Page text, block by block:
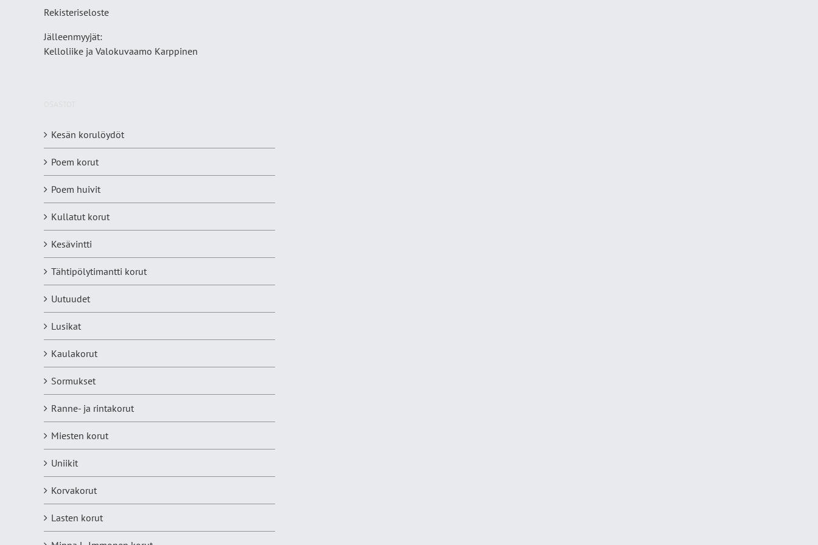
Rekisteriseloste
Jälleenmyyjät:
Kelloliike ja Valokuvaamo Karppinen
Kesän korulöydöt
Poem korut
Poem huivit
Kullatut korut
Kesävintti
Tähtipölytimantti korut
Uutuudet
Lusikat
Kaulakorut
Sormukset
Ranne- ja rintakorut
Miesten korut
Uniikit
Korvakorut
Lasten korut